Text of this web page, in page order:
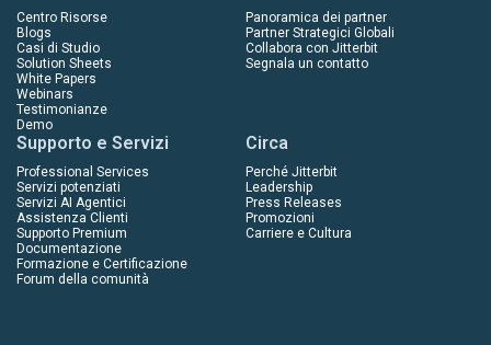
Centro Risorse
Blogs
Casi di Studio
Solution Sheets
White Papers
Webinars
Testimonianze
Demo
Panoramica dei partner
Partner Strategici Globali
Collabora con Jitterbit
Segnala un contatto
Supporto e Servizi
Professional Services
Servizi potenziati
Servizi AI Agentici
Assistenza Clienti
Supporto Premium
Documentazione
Formazione e Certificazione
Forum della comunità
Circa
Perché Jitterbit
Leadership
Press Releases
Promozioni
Carriere e Cultura